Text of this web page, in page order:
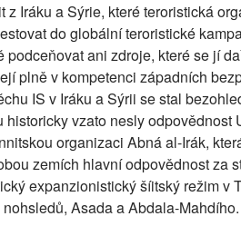
z Iráku a Sýrie, které teroristická
do globální teroristické
ani zdroje, které se jí
plně v kompetenci západních
IS v Iráku a Sýrii se stal
historicky vzato nesly odpovědnost
organizaci Abná al-Irák,
zemích hlavní odpovědnost za
expanzionistický šíitský režim v
Asada a Abdala-Mahdího.